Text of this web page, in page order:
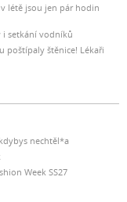
létě jsou jen pár hodin
i setkání vodníků
poštípaly štěnice! Lékaři
nechtěl*a
Week SS27